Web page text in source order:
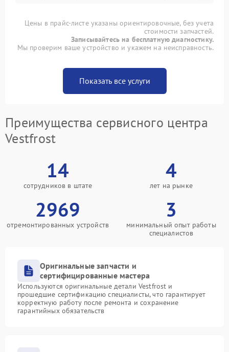
Цены в прайс-листе указаны ориентировочные, без учета
стоимости запчастей.
Записывайтесь на бесплатную диагностику.
Мы проверим ваше устройство и укажем на неисправность.
Показать все услуги
Преимущества сервисного центра
Vestfrost
14
сотрудников в штате
4
лет на рынке
2969
отремонтированных устройств
3
минимальный опыт работы
специалистов
Оригинальные запчасти и
сертифицированные мастера
Используются оригинальные детали Vestfrost и
прошедшие сертификацию специалисты, что гарантирует
корректную работу после ремонта и сохранение
гарантийных обязательств